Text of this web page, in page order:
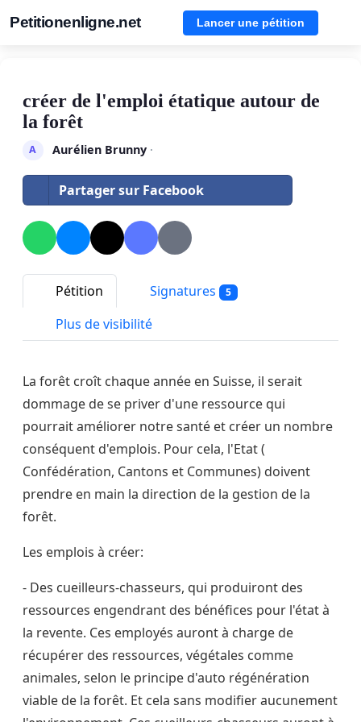
Petitionenligne.net Lancer une pétition
créer de l'emploi étatique autour de
la forêt
A Aurélien Brunny·
Partager sur Facebook
Pétition Signatures 5
Plus de visibilité
La forêt croît chaque année en Suisse, il serait
dommage de se priver d'une ressource qui
pourrait améliorer notre santé et créer un nombre
conséquent d'emplois. Pour cela, l'Etat (
Confédération, Cantons et Communes) doivent
prendre en main la direction de la gestion de la
forêt.
Les emplois à créer:
- Des cueilleurs-chasseurs, qui produiront des
ressources engendrant des bénéfices pour l'état à
la revente. Ces employés auront à charge de
récupérer des ressources, végétales comme
animales, selon le principe d'auto régénération
viable de la forêt. Et cela sans modifier aucunement